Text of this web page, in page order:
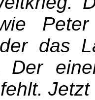
das
Der